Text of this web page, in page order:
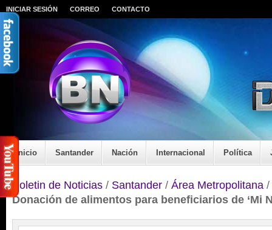
INICIAR SESIÓN CORREO CONTACTO
Inicio Santander Nación Internacional Política
Boletin de Noticias / Santander / Área Metropolitana /
Donación de alimentos para beneficiarios de ‘Mi